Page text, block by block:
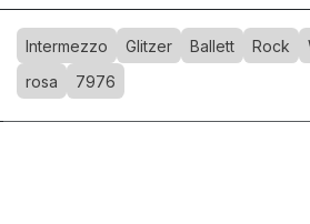
Intermezzo Glitzer Ballett Rock
rosa
7976